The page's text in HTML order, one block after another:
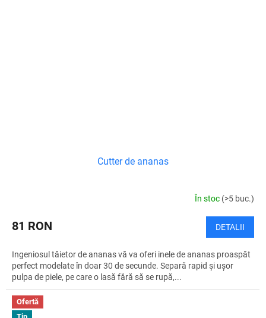
Cutter de ananas
În stoc (>5 buc.)
81 RON DETALII
Ingeniosul tăietor de ananas vă va oferi inele de ananas proaspăt
perfect modelate în doar 30 de secunde. Separă rapid și ușor
pulpa de piele, pe care o lasă fără să se rupă,...
Ofertă